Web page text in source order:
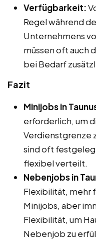
Verfügbarkeit:
Regel während
Unternehmens
müssen oft auch
bei Bedarf
Fazit
Minijobs in
erforderlich, um
Verdienstgrenze
sind oft
flexibel verteilt.
Nebenjobs in
Flexibilität, mehr
Minijobs, aber
Flexibilität, um
Nebenjob zu